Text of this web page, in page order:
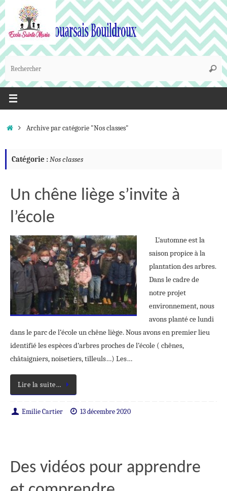
Passer
au
contenu
:
AccueilArchive par catégorie "Nos classes"
Catégorie :Nos classes
Un chêne liège s’invite à
l’école
L’automne est la
saison propice à la
plantation des arbres.
Dans le cadre de
notre projet
environnement, nous
avons planté ce lundi
dans le parc de l’école un chêne liège. Nous avons en premier lieu
identifié les espèces d’arbres proches de l’école ( chênes,
châtaigniers, noisetiers, tilleuls…) Les…
Lire la suite…
Emilie Cartier 13 décembre 2020
Des vidéos pour apprendre